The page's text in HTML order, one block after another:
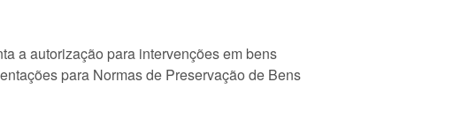
a autorização para intervenções em bens
para Normas de Preservação de Bens